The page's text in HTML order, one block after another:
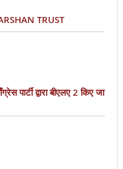
TRUST
पार्टी द्वारा बीएलए 2 किए जा